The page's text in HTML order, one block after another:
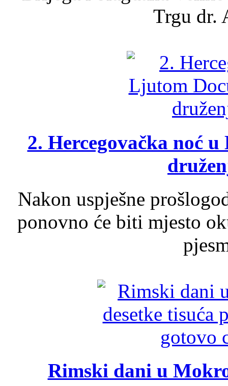
Trgu dr.
2. Hercegovačka noć
Nakon uspješne
ponovno će biti mjesto
Rimski dani u